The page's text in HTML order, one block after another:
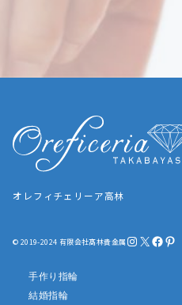
オレフィチェリーア高林
© 2019-2024 有限会社髙林貴金属InstagramX Facebook Pinterest
手作り指輪
結婚指輪